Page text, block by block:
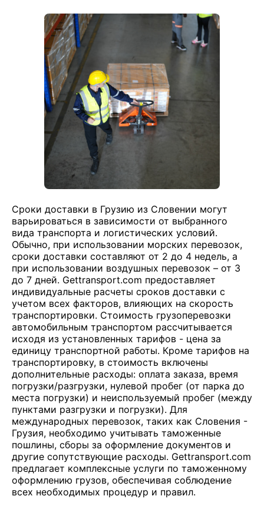
Сроки доставки в Грузию из Словении могут
варьироваться в зависимости от выбранного
вида транспорта и логистических условий.
Обычно, при использовании морских перевозок,
сроки доставки составляют от 2 до 4 недель, а
при использовании воздушных перевозок – от 3
до 7 дней. Gettransport.com предоставляет
индивидуальные расчеты сроков доставки с
учетом всех факторов, влияющих на скорость
транспортировки. Стоимость грузоперевозки
автомобильным транспортом рассчитывается
исходя из установленных тарифов - цена за
единицу транспортной работы. Кроме тарифов на
транспортировку, в стоимость включены
дополнительные расходы: оплата заказа, время
погрузки/разгрузки, нулевой пробег (от парка до
места погрузки) и неиспользуемый пробег (между
пунктами разгрузки и погрузки). Для
международных перевозок, таких как Словения -
Грузия, необходимо учитывать таможенные
пошлины, сборы за оформление документов и
другие сопутствующие расходы. Gettransport.com
предлагает комплексные услуги по таможенному
оформлению грузов, обеспечивая соблюдение
всех необходимых процедур и правил.